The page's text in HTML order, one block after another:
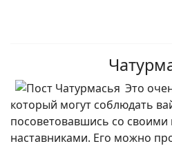
Это
который могут соблюдать
посоветовавшись со
наставниками. Его можно